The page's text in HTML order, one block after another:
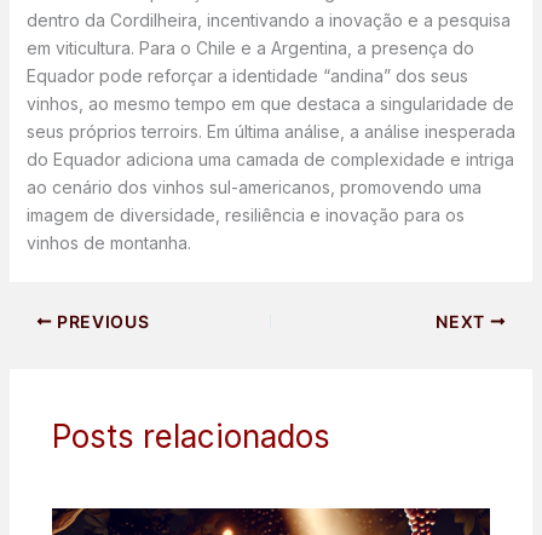
dentro da Cordilheira, incentivando a inovação e a pesquisa
em viticultura. Para o Chile e a Argentina, a presença do
Equador pode reforçar a identidade “andina” dos seus
vinhos, ao mesmo tempo em que destaca a singularidade de
seus próprios terroirs. Em última análise, a análise inesperada
do Equador adiciona uma camada de complexidade e intriga
ao cenário dos vinhos sul-americanos, promovendo uma
imagem de diversidade, resiliência e inovação para os
vinhos de montanha.
PREVIOUS NEXT
Posts relacionados